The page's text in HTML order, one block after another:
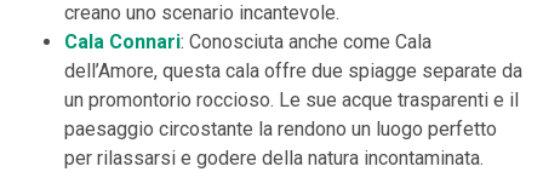
creano uno scenario incantevole.
Cala Connari: Conosciuta anche come Cala
dell’Amore, questa cala offre due spiagge separate da
un promontorio roccioso. Le sue acque trasparenti e il
paesaggio circostante la rendono un luogo perfetto
per rilassarsi e godere della natura incontaminata.